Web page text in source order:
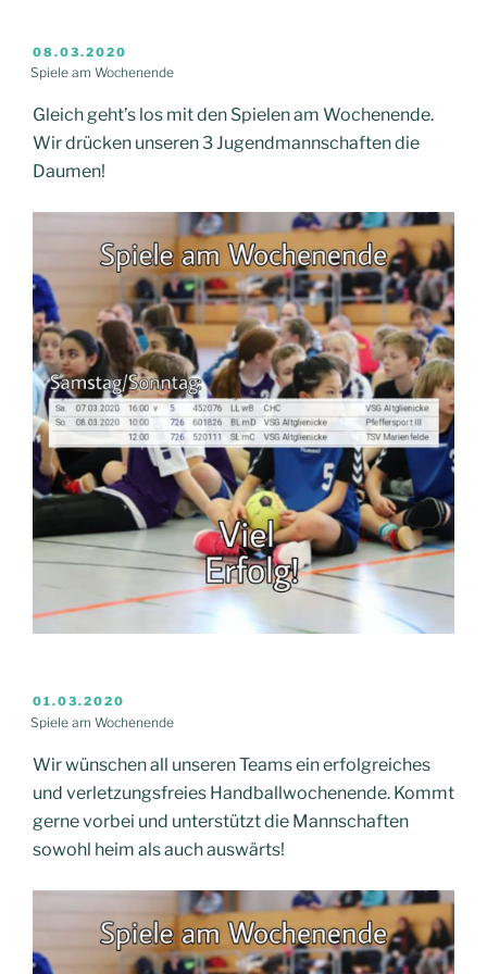
VERÖFFENTLICHT
AM
08.03.2020
Spiele am Wochenende
Gleich geht’s los mit den Spielen am Wochenende.
Wir drücken unseren 3 Jugendmannschaften die
Daumen!
VERÖFFENTLICHT
AM
01.03.2020
Spiele am Wochenende
Wir wünschen all unseren Teams ein erfolgreiches
und verletzungsfreies Handballwochenende. Kommt
gerne vorbei und unterstützt die Mannschaften
sowohl heim als auch auswärts!